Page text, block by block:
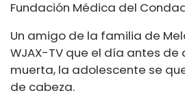
Fundación Médica del
Un amigo de la familia de
WJAX-TV que el día antes
muerta, la adolescente se
de cabeza.